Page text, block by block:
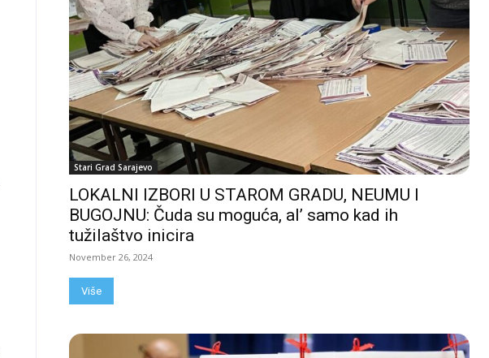
Stari Grad Sarajevo
LOKALNI IZBORI U STAROM GRADU, NEUMU I
BUGOJNU: Čuda su moguća, al’ samo kad ih
tužilaštvo inicira
November 26, 2024
Više